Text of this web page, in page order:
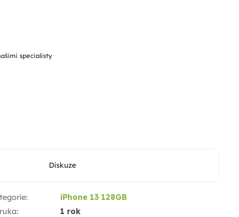
specialisty
Diskuze
:
iPhone 13 128GB
:
1 rok